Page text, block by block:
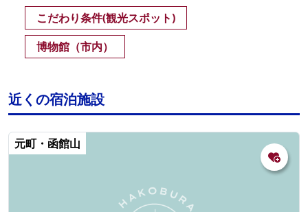
こだわり条件(観光スポット)
博物館（市内）
近くの宿泊施設
元町・函館山